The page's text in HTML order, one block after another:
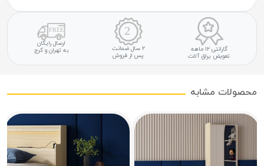
گارانتی ۱۲ ماهه
تعویض یراق آلات
۲ سال ضمانت
پس از فروش
ارسال رایگان
به تهران و کرج
محصولات مشابه